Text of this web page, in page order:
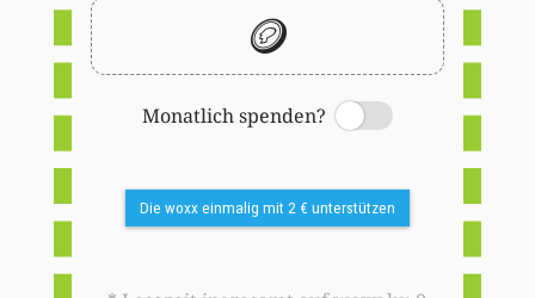
🪙
Monatlich spenden?
Switch
Die woxx einmalig mit 2 € unterstützen